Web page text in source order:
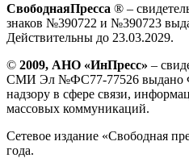
СвободнаяПресса ® –
знаков №390722 и №390723
Действительны до 23.03.2029.
© 2009, АНО «ИнПресс» –
СМИ Эл №ФС77-77526 выдано
надзору в сфере связи,
массовых коммуникаций.
Сетевое издание «Свободная
года.